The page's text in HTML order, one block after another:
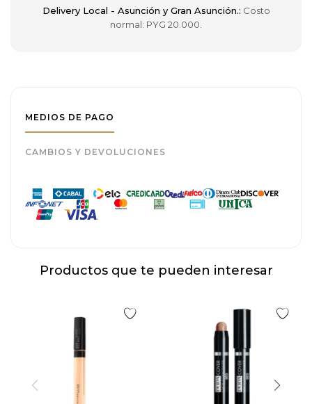
Delivery Local - Asunción y Gran Asunción.: Costo
normal: PYG 20.000.
MEDIOS DE PAGO
CAMBIOS Y DEVOLUCIONES
Productos que te pueden interesar